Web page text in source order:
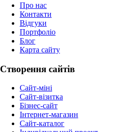
Про нас
Контакти
Відгуки
Портфоліо
Блог
Карта сайту
Створення сайтів
Сайт-міні
Сайт-візитка
Бізнес-сайт
Інтернет-магазин
Сайт-каталог